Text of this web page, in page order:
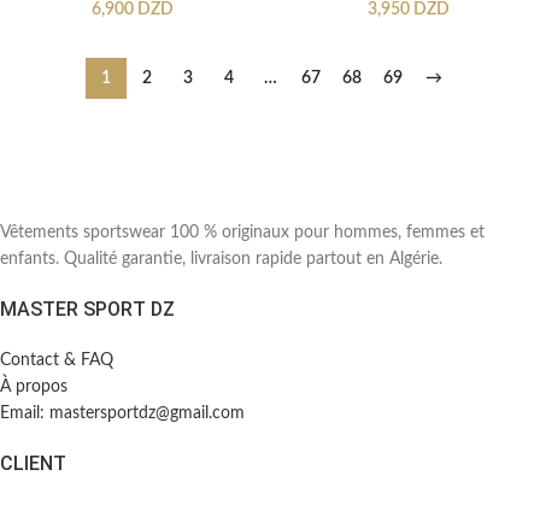
6,900 DZD 3,950 DZD
1 2 3 4 … 67 68 69 →
Vêtements sportswear 100 % originaux pour hommes, femmes et
enfants. Qualité garantie, livraison rapide partout en Algérie.
MASTER SPORT DZ
Contact & FAQ
À propos
Email: mastersportdz@gmail.com
CLIENT